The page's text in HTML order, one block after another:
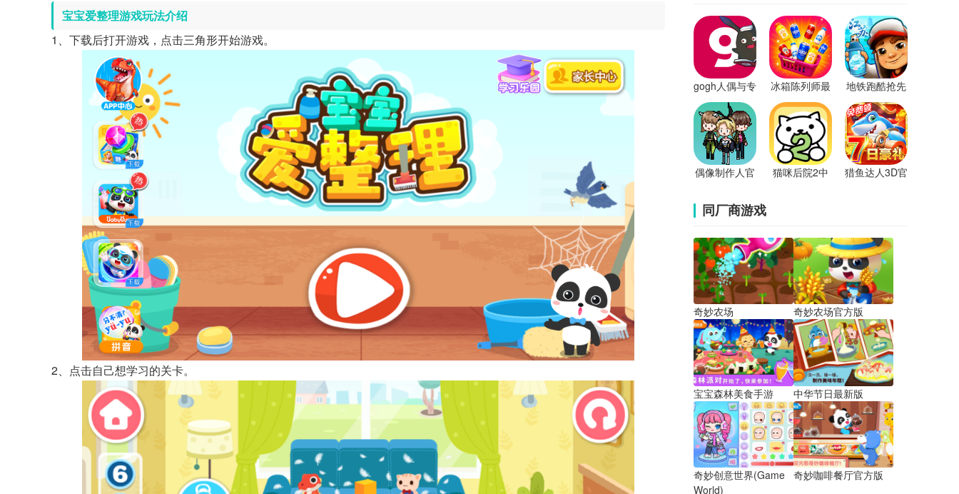
宝宝爱整理游戏玩法介绍
1、下载后打开游戏，点击三角形开始游戏。
2、点击自己想学习的关卡。
gogh人偶与专
注最新版
冰箱陈列师最
新版
地铁跑酷抢先
版
偶像制作人官
猫咪后院2中
猎鱼达人3D官
同厂商游戏
奇妙农场 奇妙农场官方版
宝宝森林美食手游 中华节日最新版
奇妙创意世界(Game
World)
奇妙咖啡餐厅官方版